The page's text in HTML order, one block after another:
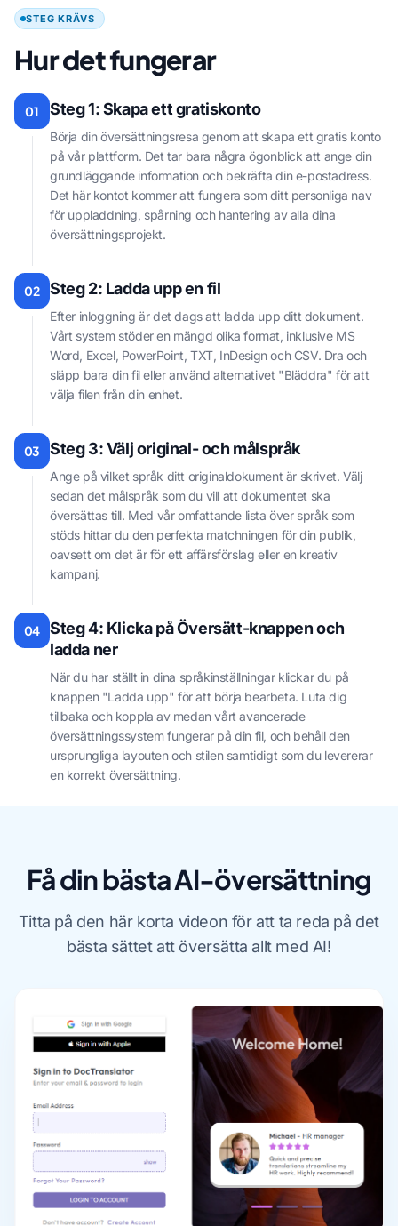
STEG KRÄVS
Hur det fungerar
01 Steg 1: Skapa ett gratiskonto
Börja din översättningsresa genom att skapa ett gratis konto
på vår plattform. Det tar bara några ögonblick att ange din
grundläggande information och bekräfta din e-postadress.
Det här kontot kommer att fungera som ditt personliga nav
för uppladdning, spårning och hantering av alla dina
översättningsprojekt.
02 Steg 2: Ladda upp en fil
Efter inloggning är det dags att ladda upp ditt dokument.
Vårt system stöder en mängd olika format, inklusive MS
Word, Excel, PowerPoint, TXT, InDesign och CSV. Dra och
släpp bara din fil eller använd alternativet "Bläddra" för att
välja filen från din enhet.
03 Steg 3: Välj original- och målspråk
Ange på vilket språk ditt originaldokument är skrivet. Välj
sedan det målspråk som du vill att dokumentet ska
översättas till. Med vår omfattande lista över språk som
stöds hittar du den perfekta matchningen för din publik,
oavsett om det är för ett affärsförslag eller en kreativ
kampanj.
04
Steg 4: Klicka på Översätt-knappen och
ladda ner
När du har ställt in dina språkinställningar klickar du på
knappen "Ladda upp" för att börja bearbeta. Luta dig
tillbaka och koppla av medan vårt avancerade
översättningssystem fungerar på din fil, och behåll den
ursprungliga layouten och stilen samtidigt som du levererar
en korrekt översättning.
Få din bästa AI-översättning
Titta på den här korta videon för att ta reda på det
bästa sättet att översätta allt med AI!